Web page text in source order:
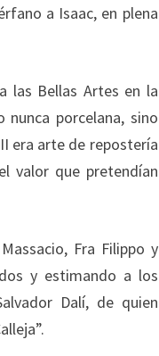
a Isaac, en plena
las Bellas Artes en la
porcelana, sino
era arte de repostería
valor que pretendían
Fra Filippo y
y estimando a los
Dalí, de quien